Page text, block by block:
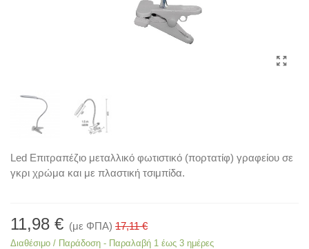
Led Επιτραπέζιο μεταλλικό φωτιστικό (πορτατίφ) γραφείου σε
γκρι χρώμα και με πλαστική τσιμπίδα.
11,98 € (με ΦΠΑ) 17,11 €
Διαθέσιμο / Παράδοση - Παραλαβή 1 έως 3 ημέρες